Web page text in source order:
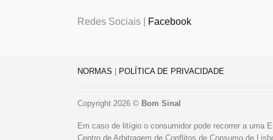
Redes Sociais | Facebook
NORMAS POLÍTICA DE PRIVACIDADE
Copyright 2026 © Bom Sinal
Em caso de litígio o consumidor pode recorrer a uma
Centro de Arbitragem de Conflitos de Consumo de